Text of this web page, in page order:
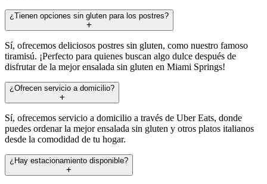
¿Tienen opciones sin gluten para los postres?
Sí, ofrecemos deliciosos postres sin gluten, como nuestro famoso
tiramisú. ¡Perfecto para quienes buscan algo dulce después de
disfrutar de la mejor ensalada sin gluten en Miami Springs!
¿Ofrecen servicio a domicilio?
Sí, ofrecemos servicio a domicilio a través de Uber Eats, donde
puedes ordenar la mejor ensalada sin gluten y otros platos italianos
desde la comodidad de tu hogar.
¿Hay estacionamiento disponible?